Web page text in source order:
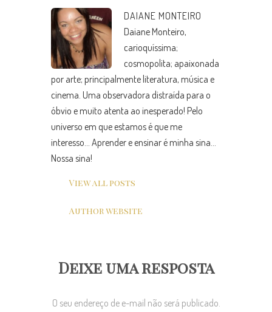
DAIANE MONTEIRO
Daiane Monteiro,
carioquíssima;
cosmopolita; apaixonada
por arte; principalmente literatura, música e
cinema. Uma observadora distraída para o
óbvio e muito atenta ao inesperado! Pelo
universo em que estamos é que me
interesso... Aprender e ensinar é minha sina...
Nossa sina!
View all posts
Author website
Deixe uma resposta
O seu endereço de e-mail não será publicado.